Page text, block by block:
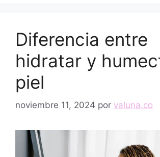
Diferencia entre
hidratar y
piel
noviembre 11, 2024 por valuna.co